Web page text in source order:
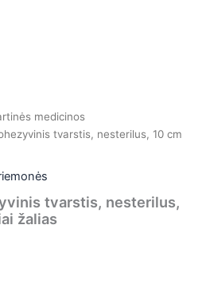
medicinos
tvarstis, nesterilus, 10 cm
tvarstis, nesterilus,
žalias